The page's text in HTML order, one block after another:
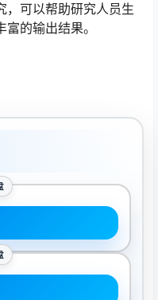
，可以帮助研究人员生
的输出结果。